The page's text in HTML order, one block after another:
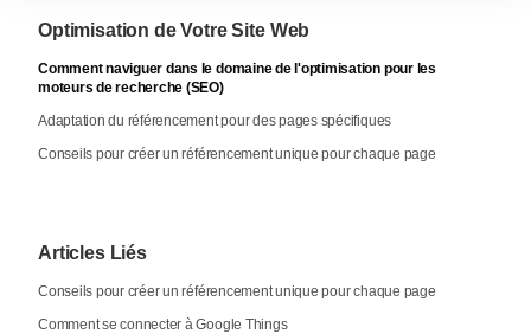
Optimisation de Votre Site Web
Comment naviguer dans le domaine de l'optimisation pour les
moteurs de recherche (SEO)
Adaptation du référencement pour des pages spécifiques
Conseils pour créer un référencement unique pour chaque page
Articles Liés
Conseils pour créer un référencement unique pour chaque page
Comment se connecter à Google Things